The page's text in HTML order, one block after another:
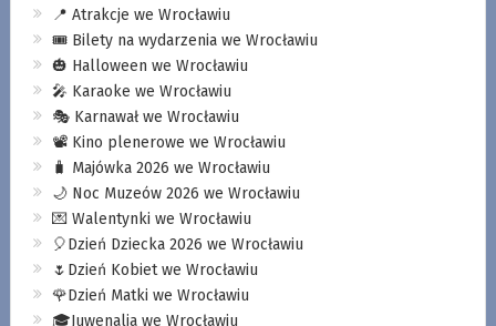
📍 Atrakcje we Wrocławiu
🎟️ Bilety na wydarzenia we Wrocławiu
🎃 Halloween we Wrocławiu
🎤 Karaoke we Wrocławiu
🎭 Karnawał we Wrocławiu
📽️ Kino plenerowe we Wrocławiu
🧳 Majówka 2026 we Wrocławiu
🌙 Noc Muzeów 2026 we Wrocławiu
💌 Walentynki we Wrocławiu
🎈Dzień Dziecka 2026 we Wrocławiu
🌷Dzień Kobiet we Wrocławiu
🌹Dzień Matki we Wrocławiu
🎓Juwenalia we Wrocławiu